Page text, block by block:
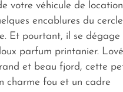
votre véhicule de
encablures du cercle
Et pourtant, il se dégage
parfum printanier.
et beau fjord, cette
charme fou et un cadre